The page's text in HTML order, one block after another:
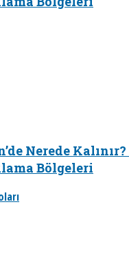
Nerede
Bölgeleri